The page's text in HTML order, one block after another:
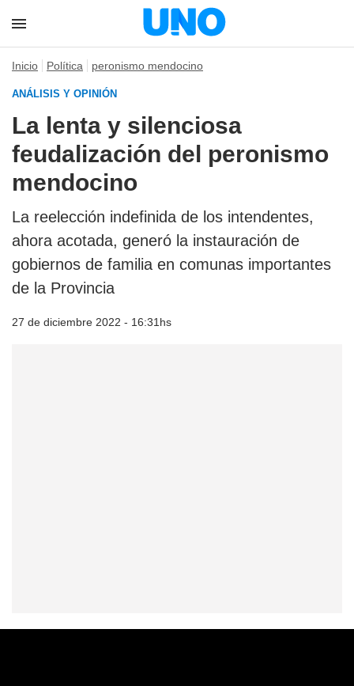
Inicio Política peronismo mendocino
ANÁLISIS Y OPINIÓN
La lenta y silenciosa
feudalización del peronismo
mendocino
La reelección indefinida de los intendentes,
ahora acotada, generó la instauración de
gobiernos de familia en comunas importantes
de la Provincia
27 de diciembre 2022 - 16:31hs